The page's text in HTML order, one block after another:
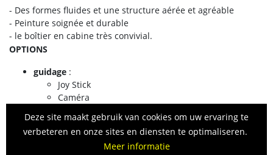
- Des formes fluides et une structure aérée et agréable
- Peinture soignée et durable
- le boîtier en cabine très convivial.
OPTIONS
guidage :
Joy Stick
Caméra
RTK lié au tracteur
Ultrasons
Deze site maakt gebruik van cookies om uw ervaring te
verbeteren en onze sites en diensten te optimaliseren.
Meer informatie